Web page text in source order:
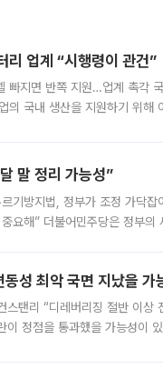
리 업계 “시행령이 관건”
빠지면 반쪽 지원…업계 촉각
국내 생산을 지원하기 위해
말 정리 가능성”
기방지법, 정부가 조정 가닥잡
요해” 더불어민주당은 정부의
성 최악 국면 지났을 가
탠리 “디레버리징 절반 이상
이 정점을 통과했을 가능성이